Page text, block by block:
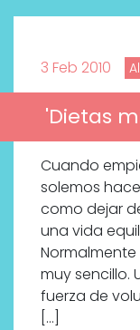
3 Feb 2010
'Dietas
Cuando
solemos
como dejar
una vida
Normalmente
muy sencillo.
fuerza de
[…]